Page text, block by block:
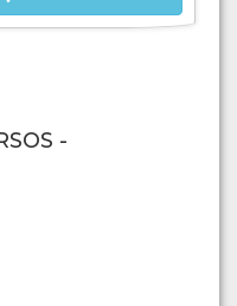
-